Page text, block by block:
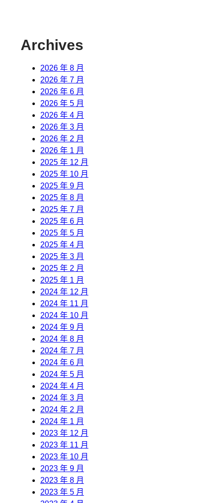
Archives
2026 年 8 月
2026 年 7 月
2026 年 6 月
2026 年 5 月
2026 年 4 月
2026 年 3 月
2026 年 2 月
2026 年 1 月
2025 年 12 月
2025 年 10 月
2025 年 9 月
2025 年 8 月
2025 年 7 月
2025 年 6 月
2025 年 5 月
2025 年 4 月
2025 年 3 月
2025 年 2 月
2025 年 1 月
2024 年 12 月
2024 年 11 月
2024 年 10 月
2024 年 9 月
2024 年 8 月
2024 年 7 月
2024 年 6 月
2024 年 5 月
2024 年 4 月
2024 年 3 月
2024 年 2 月
2024 年 1 月
2023 年 12 月
2023 年 11 月
2023 年 10 月
2023 年 9 月
2023 年 8 月
2023 年 5 月